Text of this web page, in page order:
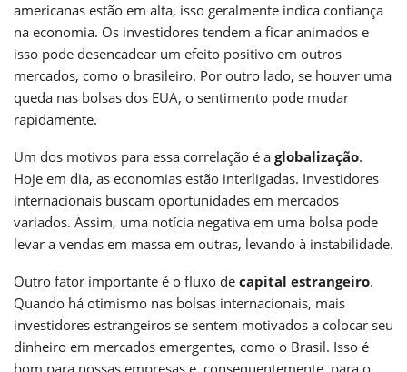
americanas estão em alta, isso geralmente indica confiança
na economia. Os investidores tendem a ficar animados e
isso pode desencadear um efeito positivo em outros
mercados, como o brasileiro. Por outro lado, se houver uma
queda nas bolsas dos EUA, o sentimento pode mudar
rapidamente.
Um dos motivos para essa correlação é a globalização.
Hoje em dia, as economias estão interligadas. Investidores
internacionais buscam oportunidades em mercados
variados. Assim, uma notícia negativa em uma bolsa pode
levar a vendas em massa em outras, levando à instabilidade.
Outro fator importante é o fluxo de capital estrangeiro.
Quando há otimismo nas bolsas internacionais, mais
investidores estrangeiros se sentem motivados a colocar seu
dinheiro em mercados emergentes, como o Brasil. Isso é
bom para nossas empresas e, consequentemente, para o